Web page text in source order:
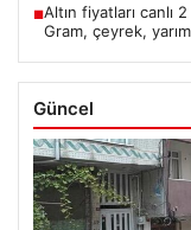
■Altın fiyatları canlı
Gram, çeyrek,
Güncel